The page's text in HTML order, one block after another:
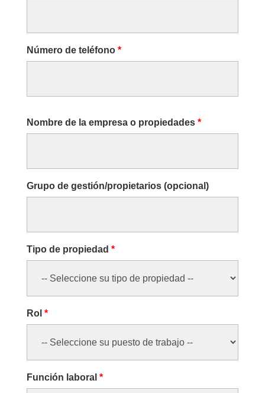
Número de teléfono *
Nombre de la empresa o propiedades *
Grupo de gestión/propietarios (opcional)
Tipo de propiedad *
Rol *
Función laboral *